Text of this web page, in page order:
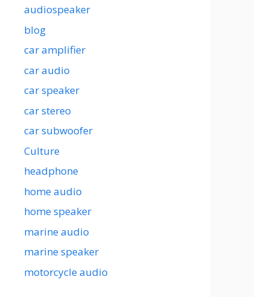
audiospeaker
blog
car amplifier
car audio
car speaker
car stereo
car subwoofer
Culture
headphone
home audio
home speaker
marine audio
marine speaker
motorcycle audio